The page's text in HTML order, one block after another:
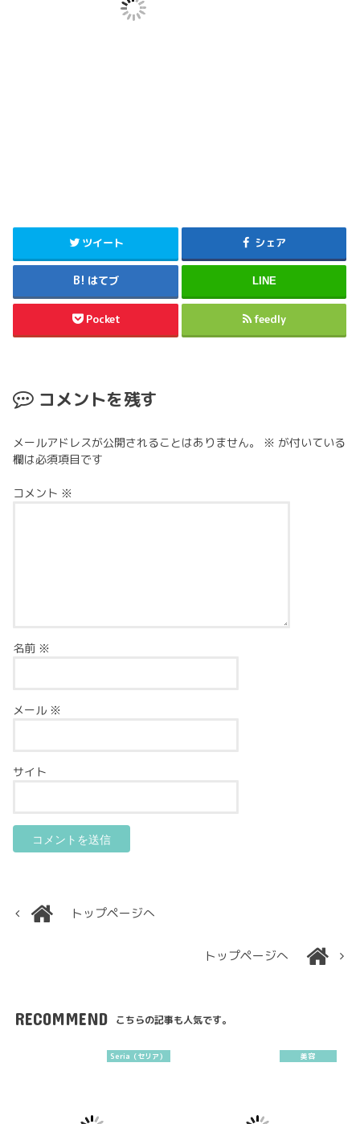
ツイート シェア
はてブ LINE
Pocket feedly
コメントを残す
メールアドレスが公開されることはありません。 ※ が付いている
欄は必須項目です
コメント ※
名前 ※
メール ※
サイト
トップページへ
トップページへ
RECOMMEND こちらの記事も人気です。
Seria（セリア） 美容